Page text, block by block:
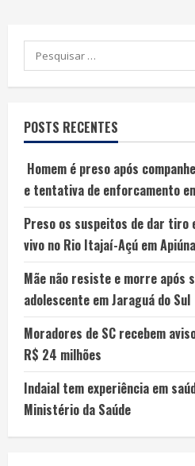
POSTS RECENTES
Homem é preso após
e tentativa de enforcamento
Preso os suspeitos de dar tiro
vivo no Rio Itajaí-Açú em
Mãe não resiste e morre após
adolescente em Jaraguá do Sul
Moradores de SC recebem
R$ 24 milhões
Indaial tem experiência em
Ministério da Saúde